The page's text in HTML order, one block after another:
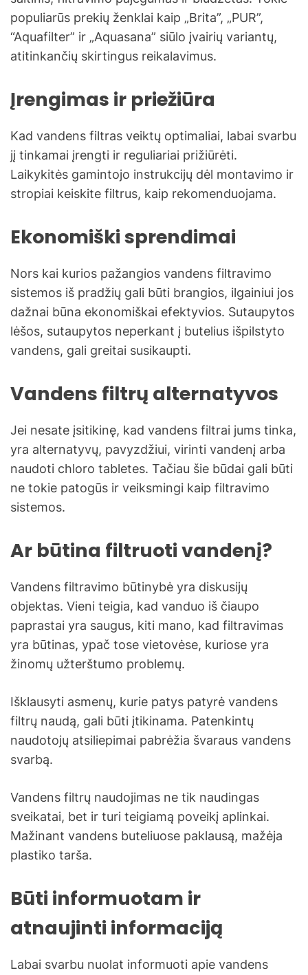
populiarūs prekių ženklai kaip „Brita”, „PUR”,
“Aquafilter” ir „Aquasana” siūlo įvairių variantų,
atitinkančių skirtingus reikalavimus.
Įrengimas ir priežiūra
Kad vandens filtras veiktų optimaliai, labai svarbu
jį tinkamai įrengti ir reguliariai prižiūrėti.
Laikykitės gamintojo instrukcijų dėl montavimo ir
stropiai keiskite filtrus, kaip rekomenduojama.
Ekonomiški sprendimai
Nors kai kurios pažangios vandens filtravimo
sistemos iš pradžių gali būti brangios, ilgainiui jos
dažnai būna ekonomiškai efektyvios. Sutaupytos
lėšos, sutaupytos neperkant į butelius išpilstyto
vandens, gali greitai susikaupti.
Vandens filtrų alternatyvos
Jei nesate įsitikinę, kad vandens filtrai jums tinka,
yra alternatyvų, pavyzdžiui, virinti vandenį arba
naudoti chloro tabletes. Tačiau šie būdai gali būti
ne tokie patogūs ir veiksmingi kaip filtravimo
sistemos.
Ar būtina filtruoti vandenį?
Vandens filtravimo būtinybė yra diskusijų
objektas. Vieni teigia, kad vanduo iš čiaupo
paprastai yra saugus, kiti mano, kad filtravimas
yra būtinas, ypač tose vietovėse, kuriose yra
žinomų užterštumo problemų.
Išklausyti asmenų, kurie patys patyrė vandens
filtrų naudą, gali būti įtikinama. Patenkintų
naudotojų atsiliepimai pabrėžia švaraus vandens
svarbą.
Vandens filtrų naudojimas ne tik naudingas
sveikatai, bet ir turi teigiamą poveikį aplinkai.
Mažinant vandens buteliuose paklausą, mažėja
plastiko tarša.
Būti informuotam ir
atnaujinti informaciją
Labai svarbu nuolat informuoti apie vandens